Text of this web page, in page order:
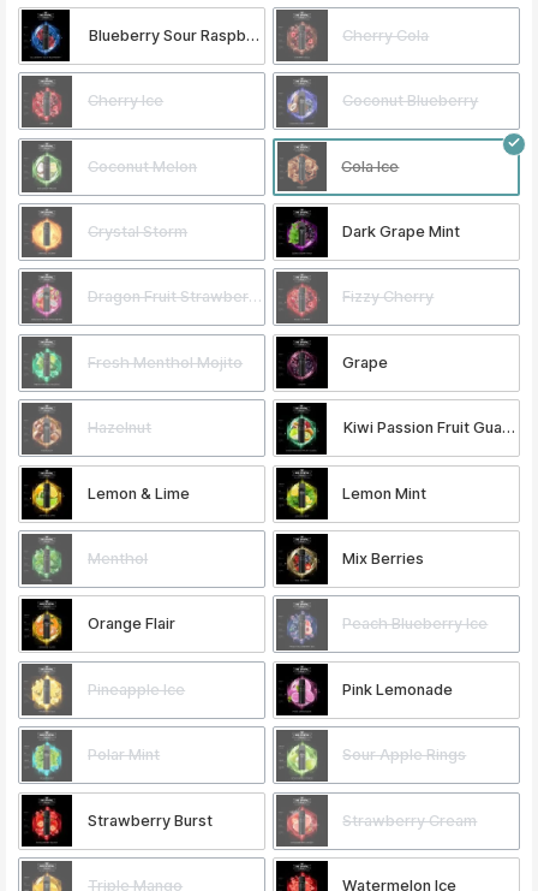
Blueberry Sour Raspberry Cherry Cola
Cherry Ice Coconut Blueberry
Coconut Melon Cola Ice
Crystal Storm Dark Grape Mint
Dragon Fruit Strawberry Fizzy Cherry
Fresh Menthol Mojito Grape
Hazelnut Kiwi Passion Fruit Guava
Lemon & Lime Lemon Mint
Menthol Mix Berries
Orange Flair Peach Blueberry Ice
Pineapple Ice Pink Lemonade
Polar Mint Sour Apple Rings
Strawberry Burst Strawberry Cream
Triple Mango Watermelon Ice